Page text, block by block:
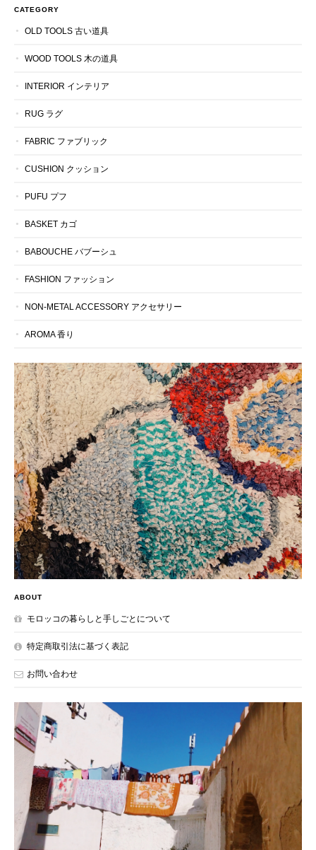
CATEGORY
OLD TOOLS 古い道具
WOOD TOOLS 木の道具
INTERIOR インテリア
RUG ラグ
FABRIC ファブリック
CUSHION クッション
PUFU プフ
BASKET カゴ
BABOUCHE バブーシュ
FASHION ファッション
NON-METAL ACCESSORY アクセサリー
AROMA 香り
ABOUT
モロッコの暮らしと手しごとについて
特定商取引法に基づく表記
お問い合わせ